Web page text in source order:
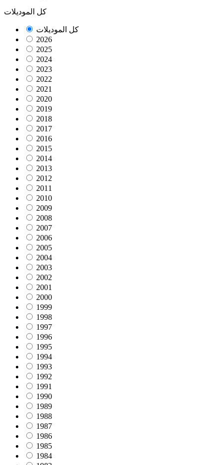
كل الموديلات
كل الموديلات
2026
2025
2024
2023
2022
2021
2020
2019
2018
2017
2016
2015
2014
2013
2012
2011
2010
2009
2008
2007
2006
2005
2004
2003
2002
2001
2000
1999
1998
1997
1996
1995
1994
1993
1992
1991
1990
1989
1988
1987
1986
1985
1984